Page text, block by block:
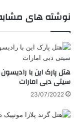
نوشته های
هتل پارک این با
سیتی دبی امارات
23/07/2022